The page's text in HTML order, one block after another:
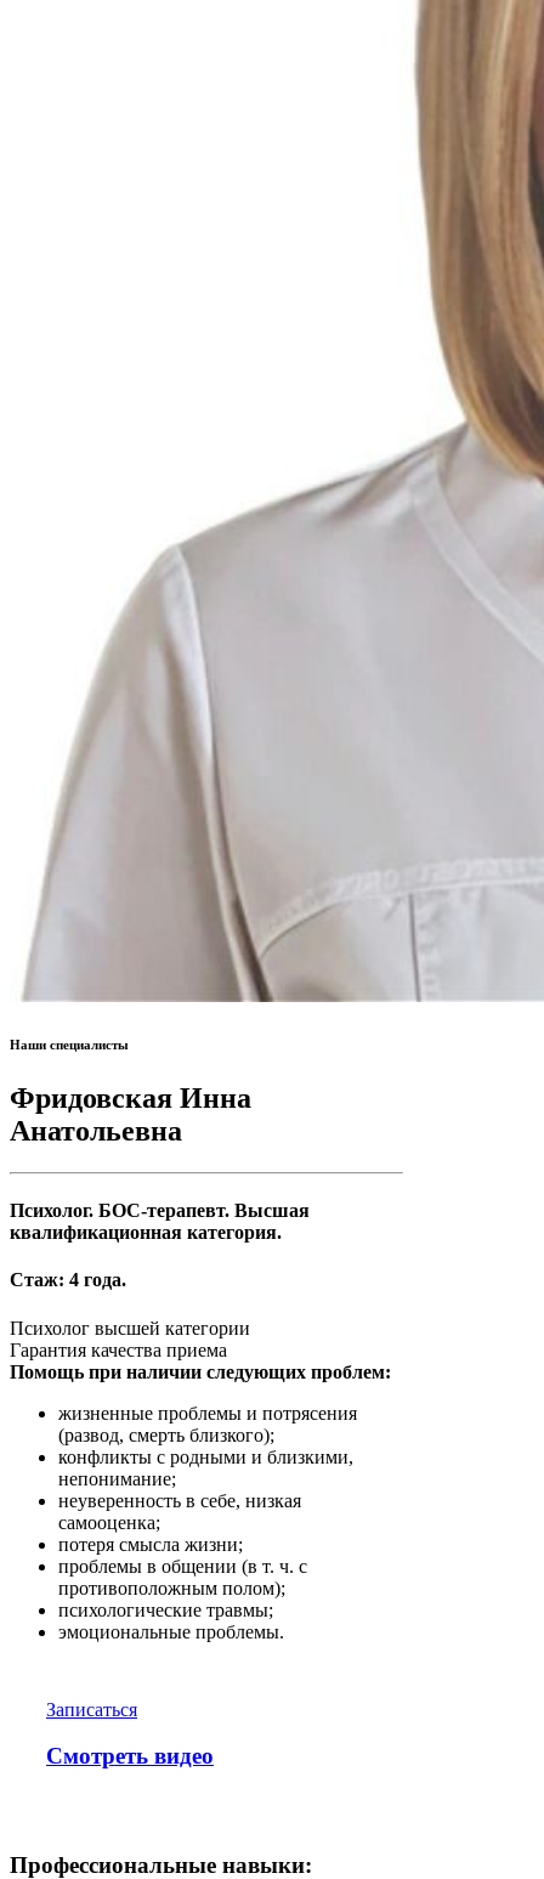
Наши специалисты
Фридовская Инна
Анатольевна
Психолог. БОС-терапевт. Высшая
квалификационная категория.
Стаж: 4 года.
Психолог высшей категории
Гарантия качества приема
Помощь при наличии следующих проблем:
жизненные проблемы и потрясения
(развод, смерть близкого);
конфликты с родными и близкими,
непонимание;
неуверенность в себе, низкая
самооценка;
потеря смысла жизни;
проблемы в общении (в т. ч. с
противоположным полом);
психологические травмы;
эмоциональные проблемы.
Записаться
Смотреть видео
Профессиональные навыки: